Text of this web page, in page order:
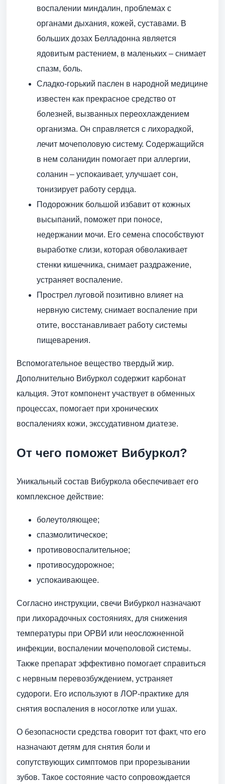
воспалении миндалин, проблемах с
органами дыхания, кожей, суставами. В
больших дозах Белладонна является
ядовитым растением, в маленьких – снимает
спазм, боль.
Сладко-горький паслен в народной медицине
известен как прекрасное средство от
болезней, вызванных переохлаждением
организма. Он справляется с лихорадкой,
лечит мочеполовую систему. Содержащийся
в нем соланидин помогает при аллергии,
соланин – успокаивает, улучшает сон,
тонизирует работу сердца.
Подорожник большой избавит от кожных
высыпаний, поможет при поносе,
недержании мочи. Его семена способствуют
выработке слизи, которая обволакивает
стенки кишечника, снимает раздражение,
устраняет воспаление.
Прострел луговой позитивно влияет на
нервную систему, снимает воспаление при
отите, восстанавливает работу системы
пищеварения.
Вспомогательное вещество твердый жир.
Дополнительно Вибуркол содержит карбонат
кальция. Этот компонент участвует в обменных
процессах, помогает при хронических
воспалениях кожи, экссудативном диатезе.
От чего поможет Вибуркол?
Уникальный состав Вибуркола обеспечивает его
комплексное действие:
болеутоляющее;
спазмолитическое;
противовоспалительное;
противосудорожное;
успокаивающее.
Согласно инструкции, свечи Вибуркол назначают
при лихорадочных состояниях, для снижения
температуры при ОРВИ или неосложненной
инфекции, воспалении мочеполовой системы.
Также препарат эффективно помогает справиться
с нервным перевозбуждением, устраняет
судороги. Его используют в ЛОР-практике для
снятия воспаления в носоглотке или ушах.
О безопасности средства говорит тот факт, что его
назначают детям для снятия боли и
сопутствующих симптомов при прорезывании
зубов. Такое состояние часто сопровождается